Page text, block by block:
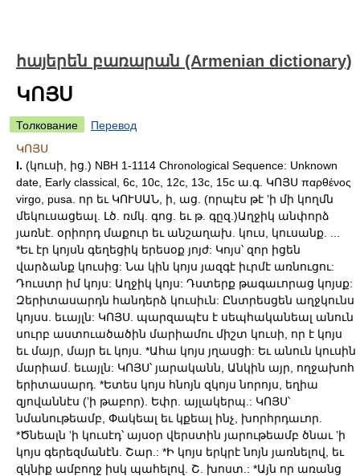
հայերեն բառարան (Armenian dictionary)
ԿՈՅՍ
Толкование
Перевод
ԿՈՅՍ
I. (կուսի, ից.) NBH 1-1114 Chronological Sequence: Unknown
date, Early classical, 6c, 10c, 12c, 13c, 15c ա.գ. ԿՈՅՍ παρθένος
virgo, pusa. որ եւ ԿՈՒՍԱՆ, ի, աց. (որպէս թէ ʼի մի կողմն
մեկուսացեալ. Լծ. ռմկ. գոց. եւ թ. գըզ.)Աղջիկ անփորձ
յառնէ. օրիորդ մաքուր եւ անշաղախ. կուս, կուսանք. ...
*Եւ էր կոյսն գեղեցիկ երեսօք յոյժ: Կոյս՝ զոր իցեն
վարձանք կուսից: Նա կին կոյս յազգէ իւրմէ առնուցու:
Դուստր իմ կոյս: Աղջիկ կոյս: Դստերք թագաւորաց կոյսք:
Զերիտասարդն հանդերձ կուսիւն: Ընտրեսցեն աղջկունս
կոյսս. եւայլն: ԿՈՅՍ. պարզապէս է սեպհականեալ անուն
սուրբ աստուածածին մարիամու միշտ կուսի, որ է կոյս
եւ մայր, մայր եւ կոյս. *Ահա կոյս յղասցի: Եւ անուն կուսին
մարիամ. եւայլն: ԿՈՅՍ՝ յարականն, Անկին այր, ողջախոհ
երիտասարդ. *Ետես կոյս հնոյն զկոյս նորոյս, եղիա
զյովաննէս (ʼի թաբոր). Եփր. այլակերպ.: ԿՈՅՍ՝
նմանութեամբ, Փակեալ եւ կքեալ ինչ, խորհրդաւոր.
*Ծնեալն ʼի կուսէդ՝ այսօր վերստին յարութեամբ ծնաւ ʼի
կոյս գերեզմանէն. Շար.: *Ի կոյս երկրէ նոյն յառնելով, եւ
զկնիք ամբողջ իսկ պահելով. Շ. խոստ.: *Այն որ առանց